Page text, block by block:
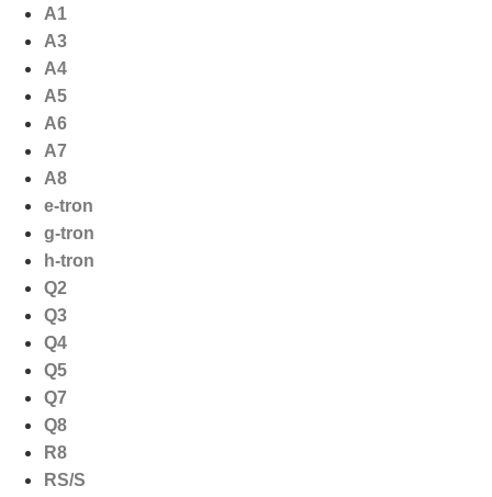
naar
inhoud
A1
A3
A4
A5
A6
A7
A8
e-tron
g-tron
h-tron
Q2
Q3
Q4
Q5
Q7
Q8
R8
RS/S